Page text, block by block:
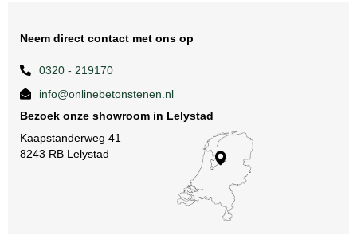
Neem direct contact met ons op
0320 - 219170
info@onlinebetonstenen.nl
Bezoek onze showroom in Lelystad
Kaapstanderweg 41
8243 RB Lelystad